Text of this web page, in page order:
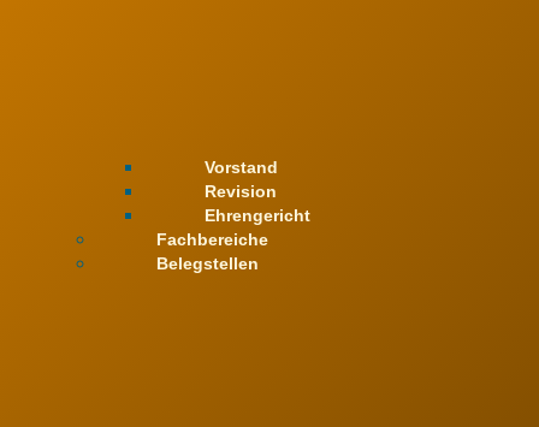
Vorstand
Revision
Ehrengericht
Fachbereiche
Belegstellen